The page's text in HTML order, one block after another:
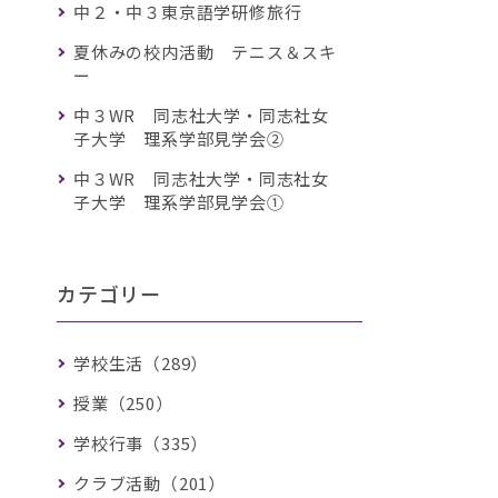
中２・中３東京語学研修旅行
夏休みの校内活動 テニス＆スキ
ー
中３WR 同志社大学・同志社女
子大学 理系学部見学会②
中３WR 同志社大学・同志社女
子大学 理系学部見学会①
カテゴリー
学校生活（289）
授業（250）
学校行事（335）
クラブ活動（201）